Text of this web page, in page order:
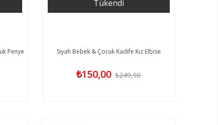
Penye
Tükendi
Siyah Bebek & Çocuk Kadife Kız Elbise
₺150,00 ₺249,90